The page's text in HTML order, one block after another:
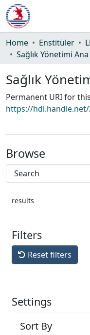
Communities &
All of DSpace
Statistics
Guide
Home Enstitüler
Sağlık
Permanent URI for
https://hdl.handle.net/
Browse
results
Filters
Reset filters
Settings
Sort By